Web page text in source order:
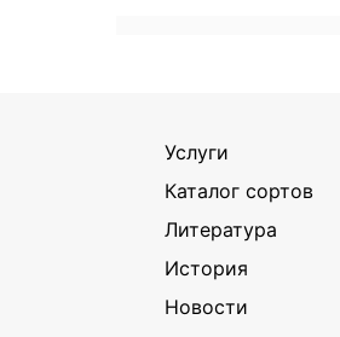
Услуги
Каталог сортов
Литература
История
Новости